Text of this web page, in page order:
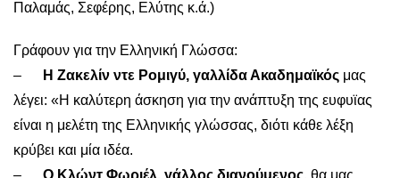
Παλαμάς, Σεφέρης, Ελύτης κ.ά.)
Γράφουν για την Ελληνική Γλώσσα:
–
Η Ζακελίν ντε Ρομιγύ, γαλλίδα Ακαδημαϊκός μας
λέγει: «Η καλύτερη άσκηση για την ανάπτυξη της ευφυϊας
είναι η μελέτη της Ελληνικής γλώσσας, διότι κάθε λέξη
κρύβει και μία ιδέα.
– Ο Κλώντ Φωριέλ, γάλλος διανούμενος, θα μας